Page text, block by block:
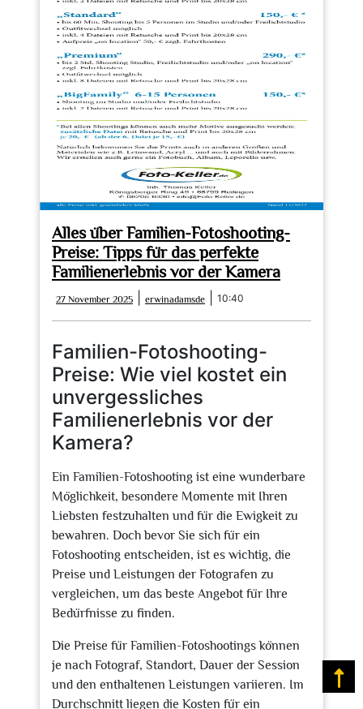
Tipps
und
Tricks
Alles über Familien-Fotoshooting-
Preise: Tipps für das perfekte
Familienerlebnis vor der Kamera
27 November 2025
November
2025
erwinadamsde erwinadamsde
10:40
Familien-Fotoshooting-
Preise: Wie viel kostet ein
unvergessliches
Familienerlebnis vor der
Kamera?
Ein Familien-Fotoshooting ist eine wunderbare
Möglichkeit, besondere Momente mit Ihren
Liebsten festzuhalten und für die Ewigkeit zu
bewahren. Doch bevor Sie sich für ein
Fotoshooting entscheiden, ist es wichtig, die
Preise und Leistungen der Fotografen zu
vergleichen, um das beste Angebot für Ihre
Bedürfnisse zu finden.
Die Preise für Familien-Fotoshootings können
je nach Fotograf, Standort, Dauer der Session
und den enthaltenen Leistungen variieren. Im
Durchschnitt liegen die Kosten für ein